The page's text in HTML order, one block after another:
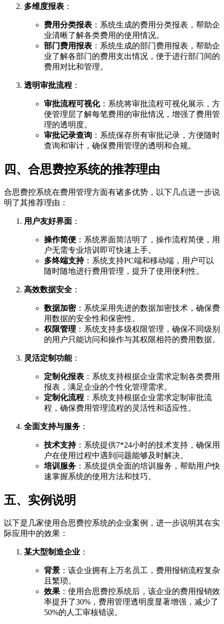
多维度报表 ：
费用分类报表 ：系统生成的费用分类报表，帮助企
业清晰了解各类费用的使用情况。
部门费用报表 ：系统生成的部门费用报表，帮助企
业了解各部门的费用支出情况，便于进行部门间的
费用对比和管理。
透明审批流程 ：
审批流程可视化：系统将审批流程可视化展示，方
便管理层了解每笔费用的审批情况，增强了费用管
理的透明度。
审批记录查询 ：系统保存所有审批记录，方便随时
查询和审计，确保费用管理的透明和合规。
四、合思费控系统的推荐理由
合思费控系统在费用管理方面有诸多优势，以下几点进一步说
明了其推荐理由：
用户友好界面 ：
操作简便 ：系统界面简洁明了，操作流程简便，用
户无需专业培训即可快速上手。
多终端支持：系统支持PC端和移动端，用户可以
随时随地进行费用管理，提升了使用便利性。
高效数据安全 ：
数据加密：系统采用先进的数据加密技术，确保费
用数据的安全性和保密性。
权限管理 ：系统支持多级权限管理，确保不同级别
的用户只能访问和操作与其权限相符的费用数据。
灵活定制功能：
定制化报表 ：系统支持根据企业需求定制各类费用
报表，满足企业的个性化管理需求。
定制化流程 ：系统支持根据企业需求定制审批流
程，确保费用管理流程的灵活性和适应性。
全面支持与服务 ：
技术支持：系统提供7*24小时的技术支持，确保用
户在使用过程中遇到问题能够及时解决。
培训服务 ：系统提供全面的培训服务，帮助用户快
速掌握系统的使用方法和技巧。
五、实例说明
以下是几家使用合思费控系统的企业案例，进一步说明其在实
际应用中的效果：
某大型制造企业 ：
背景 ：该企业拥有上万名员工，费用报销流程复杂
且繁琐。
效果 ：使用合思费控系统后，该企业的费用报销效
率提升了30%，费用管理透明度显著增强，减少了
50%的人工审核错误。